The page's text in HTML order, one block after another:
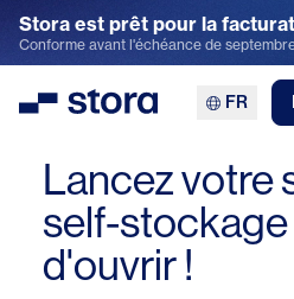
Stora est prêt pour la
Conforme avant l'échéance de
Stora FR
Lancez votre
self-stockage
d'ouvrir !